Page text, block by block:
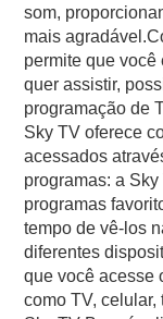
som,
mais
permite que
quer assistir,
programação de
Sky TV oferece
acessados
programas: a
programas
tempo de vê-los
diferentes
que você acesse
como TV,